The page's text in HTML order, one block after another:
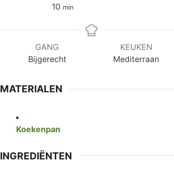
10 minuten
min
GANG
Bijgerecht
KEUKEN
Mediterraan
MATERIALEN
Koekenpan
INGREDIËNTEN